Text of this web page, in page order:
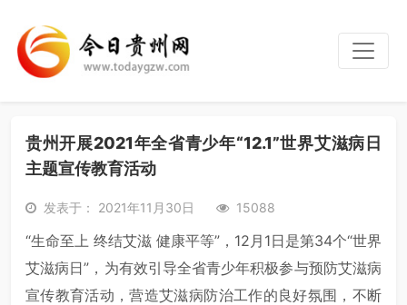
贵州开展2021年全省青少年“12.1”世界艾滋病日
主题宣传教育活动
发表于： 2021年11月30日 15088
“生命至上 终结艾滋 健康平等”，12月1日是第34个“世界
艾滋病日”，为有效引导全省青少年积极参与预防艾滋病
宣传教育活动，营造艾滋病防治工作的良好氛围，不断